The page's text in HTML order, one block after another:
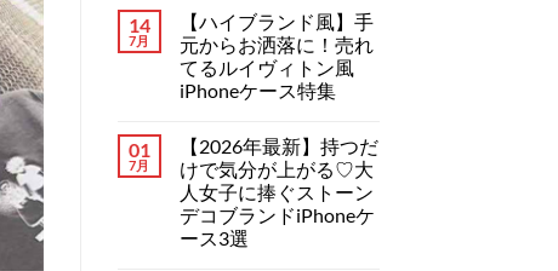
iPhone
ケ
ー
ス
新】
iPhone
18
シ
リ
リ
ー
ク
情
報
ま
ト
は
ま
だ
あ
ん
14
7月
【ハイブランド風】手
元からお洒落に！売れ
てるルイヴィトン風
iPhoneケース特集
ラ
ン
ド
風】
手
元
ト
は
ま
だ
あ
り
01
7月
【2026年最新】持つだ
けで気分が上がる♡大
人女子に捧ぐストーン
デコブランドiPhoneケ
ース3選